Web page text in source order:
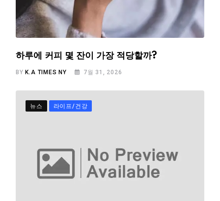
하루에 커피 몇 잔이 가장 적당할까?
BYK.A TIMES NY 7월 31, 2026
뉴스 라이프/건강